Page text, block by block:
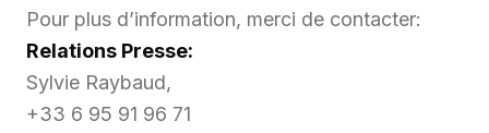
Pour plus d’information, merci de contacter:
Relations Presse:
Sylvie Raybaud,
+33 6 95 91 96 71